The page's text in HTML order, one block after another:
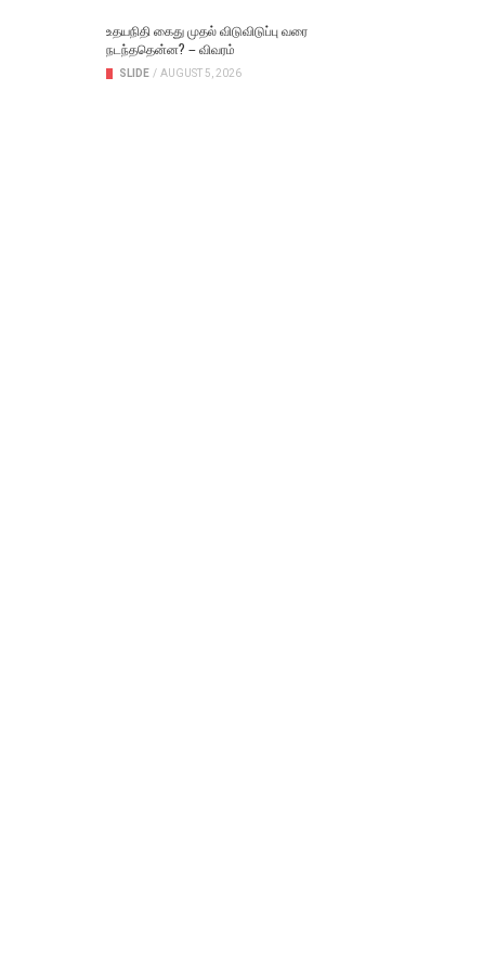
உதயநிதி கைது முதல் விடுவிடுப்பு வரை
நடந்ததென்ன? – விவரம்
SLIDE / AUGUST 5, 2026